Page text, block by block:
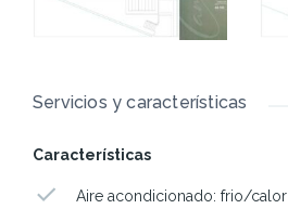
Servicios y características
Características
Aire acondicionado: frio/calor